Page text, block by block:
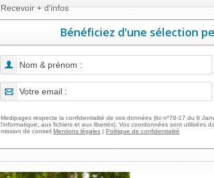
Recevoir + d'infos
Bénéficiez d'une sélection
Medipages respecte la confidentialité de vos données (loi nº78-17 du 6
l'informatique, aux fichiers et aux libertés). Vos coordonnées sont utilisées
mission de conseil Mentions légales | Politique de confidentialité